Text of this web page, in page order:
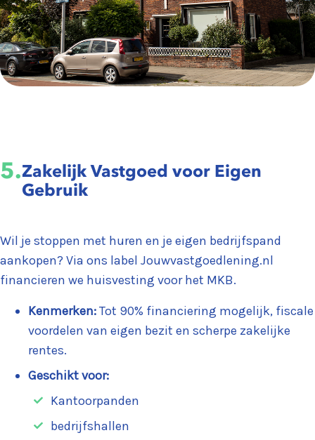
5.Zakelijk Vastgoed voor Eigen
Gebruik
Wil je stoppen met huren en je eigen bedrijfspand
aankopen? Via ons label Jouwvastgoedlening.nl
financieren we huisvesting voor het MKB.
Kenmerken:Tot 90% financiering mogelijk, fiscale
voordelen van eigen bezit en scherpe zakelijke
rentes.
Geschikt voor:
Kantoorpanden
bedrijfshallen